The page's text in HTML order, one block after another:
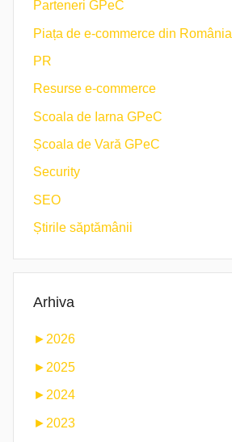
Parteneri GPeC
Piața de e-commerce din România
PR
Resurse e-commerce
Scoala de Iarna GPeC
Școala de Vară GPeC
Security
SEO
Știrile săptămânii
Arhiva
►2026
► 2025
► 2024
► 2023